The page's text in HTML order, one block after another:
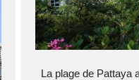
La plage de Pattaya